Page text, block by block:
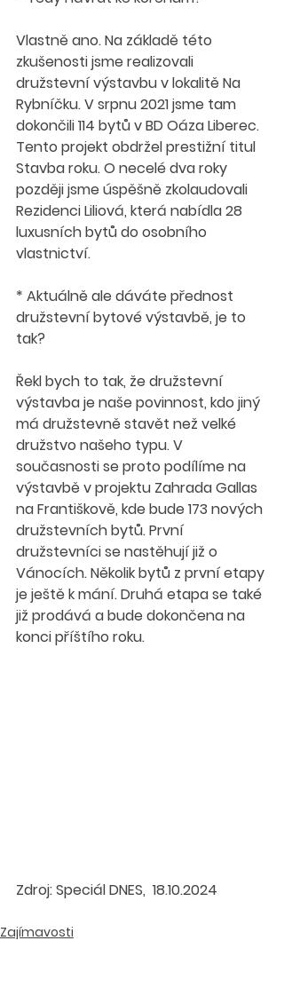
Vlastně ano. Na základě této
zkušenosti jsme realizovali
družstevní výstavbu v lokalitě Na
Rybníčku. V srpnu 2021 jsme tam
dokončili 114 bytů v BD Oáza Liberec.
Tento projekt obdržel prestižní titul
Stavba roku. O necelé dva roky
později jsme úspěšně zkolaudovali
Rezidenci Liliová, která nabídla 28
luxusních bytů do osobního
vlastnictví.
* Aktuálně ale dáváte přednost
družstevní bytové výstavbě, je to
tak?
Řekl bych to tak, že družstevní
výstavba je naše povinnost, kdo jiný
má družstevně stavět než velké
družstvo našeho typu. V
současnosti se proto podílíme na
výstavbě v projektu Zahrada Gallas
na Františkově, kde bude 173 nových
družstevních bytů. První
družstevníci se nastěhují již o
Vánocích. Několik bytů z první etapy
je ještě k mání. Druhá etapa se také
již prodává a bude dokončena na
konci příštího roku.
Zdroj: Speciál DNES,  18.10.2024
Zajímavosti